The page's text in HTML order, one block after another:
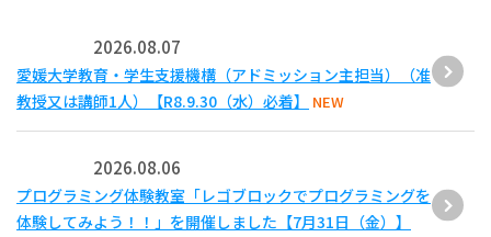
2026.08.07
愛媛大学教育・学生支援機構（アドミッション主担当）（准
教授又は講師1人）【R8.9.30（水）必着】
NEW
2026.08.06
プログラミング体験教室「レゴブロックでプログラミングを
体験してみよう！！」を開催しました【7月31日（金）】